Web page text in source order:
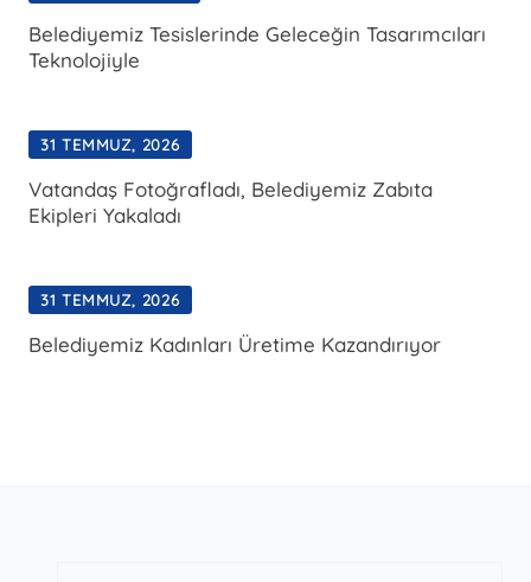
Belediyemiz Tesislerinde Geleceğin Tasarımcıları
Teknolojiyle
31 TEMMUZ, 2026
Vatandaş Fotoğrafladı, Belediyemiz Zabıta
Ekipleri Yakaladı
31 TEMMUZ, 2026
Belediyemiz Kadınları Üretime Kazandırıyor